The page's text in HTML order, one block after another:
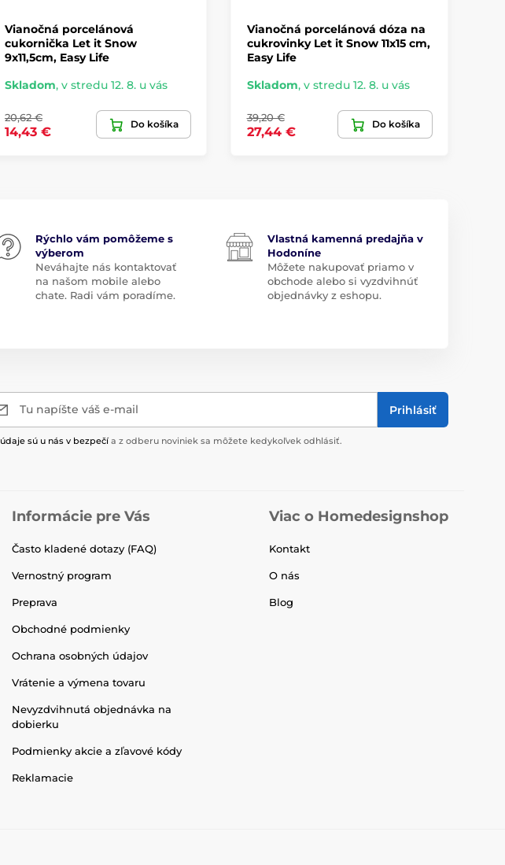
Vianočná porcelánová
cukornička Let it Snow
9x11,5cm, Easy Life
Skladom, v stredu 12. 8. u vás
20,62 €
14,43 €
Do košíka
Vianočná porcelánová dóza na
cukrovinky Let it Snow 11x15 cm,
Easy Life
Skladom, v stredu 12. 8. u vás
39,20 €
27,44 €
Do košíka
Rýchlo vám pomôžeme s
výberom
Neváhajte nás kontaktovať
na našom mobile alebo
chate. Radi vám poradíme.
Vlastná kamenná predajňa v
Hodoníne
Môžete nakupovať priamo v
obchode alebo si vyzdvihnúť
objednávky z eshopu.
Tu napíšte váš e-mail Prihlásiť
údaje sú u nás v bezpečí a z odberu noviniek sa môžete kedykoľvek odhlásiť.
Informácie pre Vás
Často kladené dotazy (FAQ)
Vernostný program
Preprava
Obchodné podmienky
Ochrana osobných údajov
Vrátenie a výmena tovaru
Nevyzdvihnutá objednávka na
dobierku
Podmienky akcie a zľavové kódy
Reklamacie
Viac o Homedesignshop
Kontakt
O nás
Blog